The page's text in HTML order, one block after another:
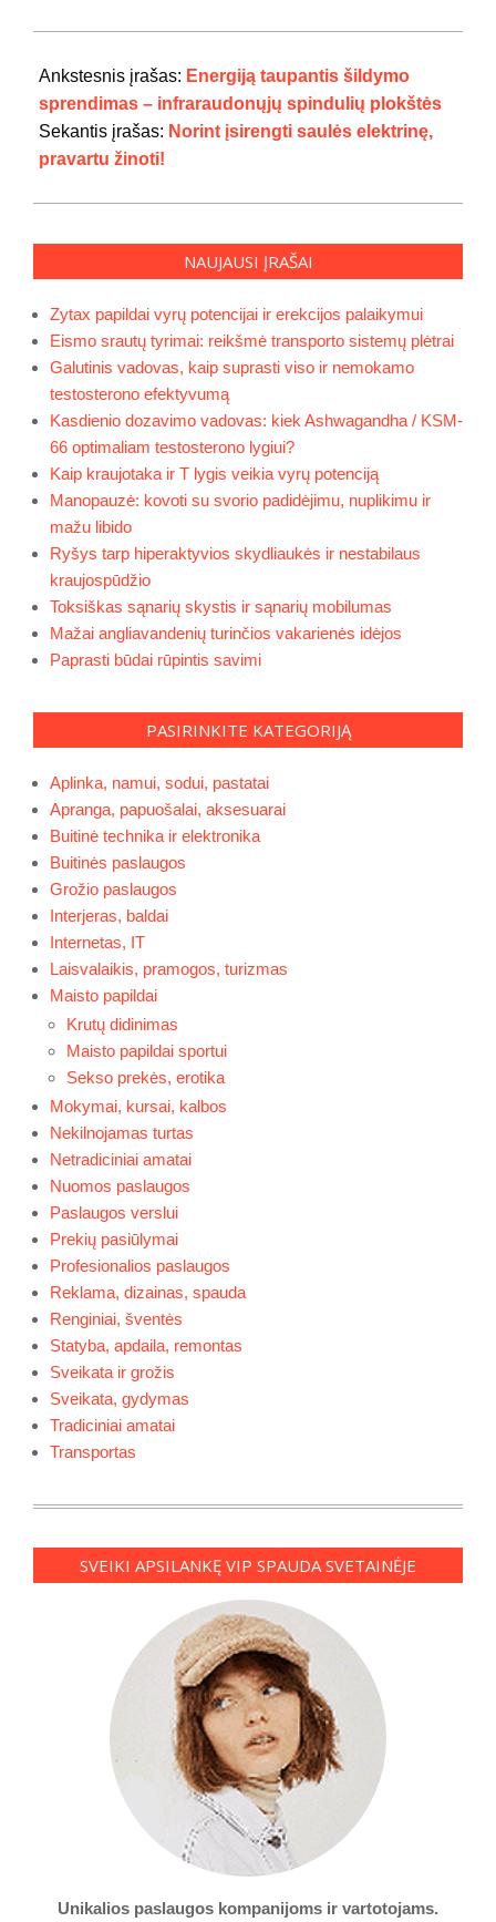
07-
21
Ankstesnis įrašas: Energiją taupantis šildymo
sprendimas – infraraudonųjų spindulių plokštės
Sekantis įrašas: Norint įsirengti saulės elektrinę,
pravartu žinoti!
NAUJAUSI ĮRAŠAI
Zytax papildai vyrų potencijai ir erekcijos palaikymui
Eismo srautų tyrimai: reikšmė transporto sistemų plėtrai
Galutinis vadovas, kaip suprasti viso ir nemokamo
testosterono efektyvumą
Kasdienio dozavimo vadovas: kiek Ashwagandha / KSM-
66 optimaliam testosterono lygiui?
Kaip kraujotaka ir T lygis veikia vyrų potenciją
Manopauzė: kovoti su svorio padidėjimu, nuplikimu ir
mažu libido
Ryšys tarp hiperaktyvios skydliaukės ir nestabilaus
kraujospūdžio
Toksiškas sąnarių skystis ir sąnarių mobilumas
Mažai angliavandenių turinčios vakarienės idėjos
Paprasti būdai rūpintis savimi
PASIRINKITE KATEGORIJĄ
Aplinka, namui, sodui, pastatai
Apranga, papuošalai, aksesuarai
Buitinė technika ir elektronika
Buitinės paslaugos
Grožio paslaugos
Interjeras, baldai
Internetas, IT
Laisvalaikis, pramogos, turizmas
Maisto papildai
Krutų didinimas
Maisto papildai sportui
Sekso prekės, erotika
Mokymai, kursai, kalbos
Nekilnojamas turtas
Netradiciniai amatai
Nuomos paslaugos
Paslaugos verslui
Prekių pasiūlymai
Profesionalios paslaugos
Reklama, dizainas, spauda
Renginiai, šventės
Statyba, apdaila, remontas
Sveikata ir grožis
Sveikata, gydymas
Tradiciniai amatai
Transportas
SVEIKI APSILANKĘ VIP SPAUDA SVETAINĖJE
Unikalios paslaugos kompanijoms ir vartotojams.